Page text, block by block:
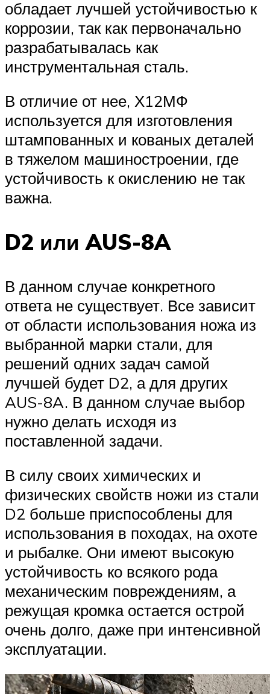
обладает лучшей устойчивостью к
коррозии, так как первоначально
разрабатывалась как
инструментальная сталь.
В отличие от нее, Х12МФ
используется для изготовления
штампованных и кованых деталей
в тяжелом машиностроении, где
устойчивость к окислению не так
важна.
D2 или AUS-8A
В данном случае конкретного
ответа не существует. Все зависит
от области использования ножа из
выбранной марки стали, для
решений одних задач самой
лучшей будет D2, а для других
AUS-8A. В данном случае выбор
нужно делать исходя из
поставленной задачи.
В силу своих химических и
физических свойств ножи из стали
D2 больше приспособлены для
использования в походах, на охоте
и рыбалке. Они имеют высокую
устойчивость ко всякого рода
механическим повреждениям, а
режущая кромка остается острой
очень долго, даже при интенсивной
эксплуатации.